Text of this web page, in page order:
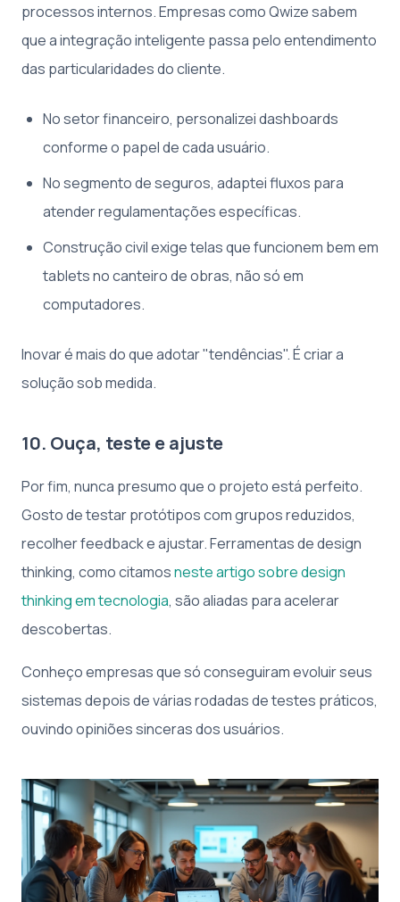
processos internos. Empresas como Qwize sabem
que a integração inteligente passa pelo entendimento
das particularidades do cliente.
No setor financeiro, personalizei dashboards
conforme o papel de cada usuário.
No segmento de seguros, adaptei fluxos para
atender regulamentações específicas.
Construção civil exige telas que funcionem bem em
tablets no canteiro de obras, não só em
computadores.
Inovar é mais do que adotar "tendências". É criar a
solução sob medida.
10. Ouça, teste e ajuste
Por fim, nunca presumo que o projeto está perfeito.
Gosto de testar protótipos com grupos reduzidos,
recolher feedback e ajustar. Ferramentas de design
thinking, como citamosneste artigo sobre design
thinking em tecnologia, são aliadas para acelerar
descobertas.
Conheço empresas que só conseguiram evoluir seus
sistemas depois de várias rodadas de testes práticos,
ouvindo opiniões sinceras dos usuários.